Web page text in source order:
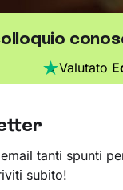
Valutato
tanti spunti
subito!